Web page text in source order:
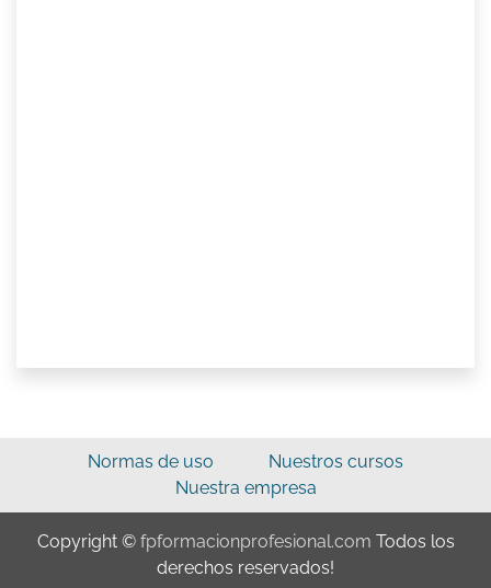
Normas de uso
Nuestros cursos
Nuestra empresa
Copyright © fpformacionprofesional.com Todos los
derechos reservados!